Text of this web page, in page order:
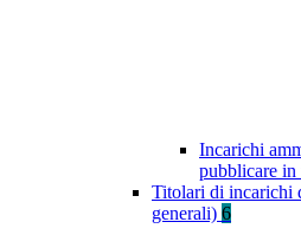
Incarichi
pubblicare in
Titolari di incarichi
generali) 6